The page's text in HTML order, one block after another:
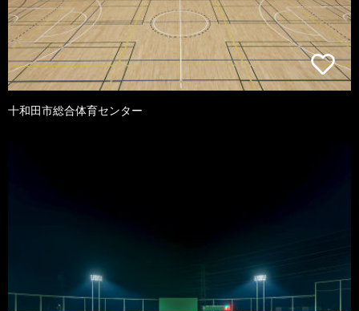
十和田市総合体育センター